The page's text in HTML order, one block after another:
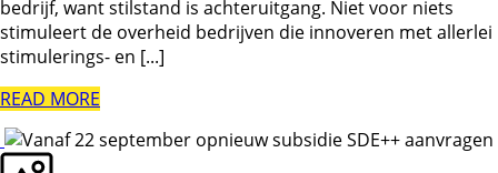
bedrijf, want stilstand is achteruitgang. Niet voor niets
stimuleert de overheid bedrijven die innoveren met allerlei
stimulerings- en [...]
READ MORE